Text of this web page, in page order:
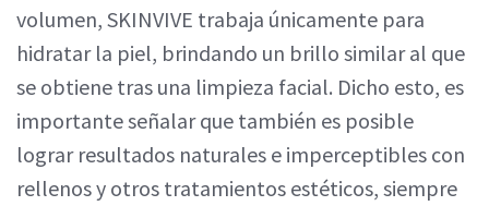
volumen, SKINVIVE trabaja únicamente para
hidratar la piel, brindando un brillo similar al que
se obtiene tras una limpieza facial. Dicho esto, es
importante señalar que también es posible
lograr resultados naturales e imperceptibles con
rellenos y otros tratamientos estéticos, siempre